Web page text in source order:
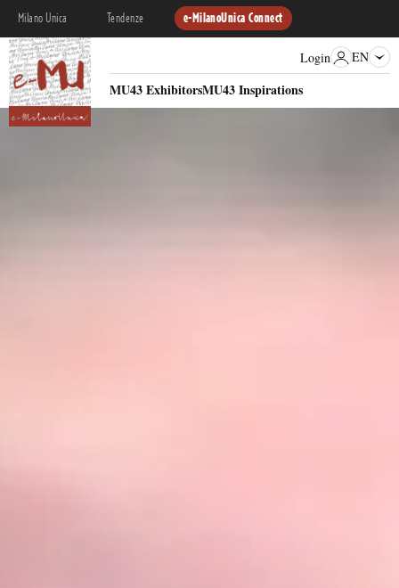
Milano Unica Tendenze e-MilanoUnica Connect
MU43 ExhibitorsMU43 Inspirations
Login EN